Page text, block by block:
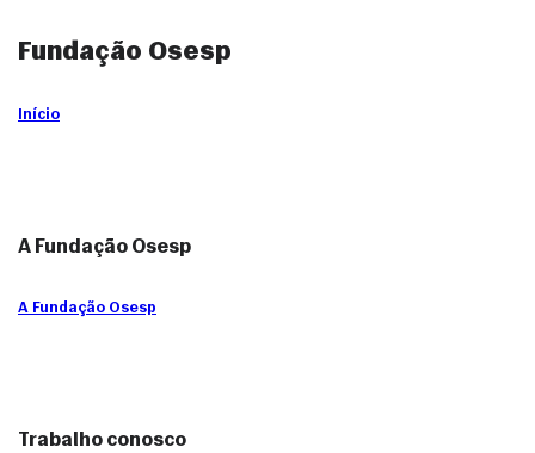
Fundação Osesp
Início
A Fundação Osesp
A Fundação Osesp
Trabalho conosco